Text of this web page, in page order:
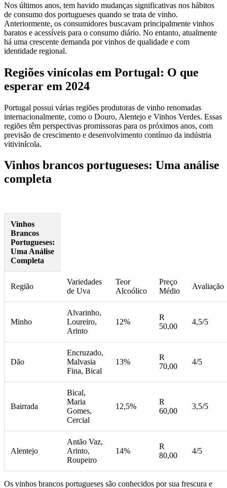
Nos últimos anos, tem havido mudanças significativas nos hábitos
de consumo dos portugueses quando se trata de vinho.
Anteriormente, os consumidores buscavam principalmente vinhos
baratos e acessíveis para o consumo diário. No entanto, atualmente
há uma crescente demanda por vinhos de qualidade e com
identidade regional.
Regiões vinícolas em Portugal: O que
esperar em 2024
Portugal possui várias regiões produtoras de vinho renomadas
internacionalmente, como o Douro, Alentejo e Vinhos Verdes. Essas
regiões têm perspectivas promissoras para os próximos anos, com
previsão de crescimento e desenvolvimento contínuo da indústria
vitivinícola.
Vinhos brancos portugueses: Uma análise
completa
Vinhos
Brancos
Portugueses:
Uma Análise
Completa
Região
Variedades
de Uva
Teor
Alcoólico
Preço
Médio
Avaliação
Minho
Alvarinho,
Loureiro,
Arinto
12%
R
50,00
4,5/5
Dão
Encruzado,
Malvasia
Fina, Bical
13%
R
70,00
4/5
Bairrada
Bical,
Maria
Gomes,
Cercial
12,5%
R
60,00
3,5/5
Alentejo
Antão Vaz,
Arinto,
Roupeiro
14%
R
80,00
4/5
Os vinhos brancos portugueses são conhecidos por sua frescura e